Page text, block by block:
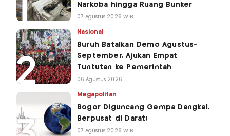
Narkoba hingga Ruang Bunker
07 Agustus 2026 WIB
Nasional
Buruh Batalkan Demo Agustus-
September, Ajukan Empat
Tuntutan ke Pemerintah
06 Agustus 2026
Megapolitan
Bogor Diguncang Gempa Dangkal,
Berpusat di Darat!
07 Agustus 2026 WIB